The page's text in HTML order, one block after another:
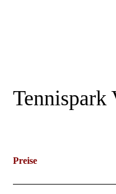
Tennispark
Preise